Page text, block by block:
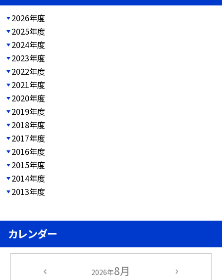
2026年度
2025年度
2024年度
2023年度
2022年度
2021年度
2020年度
2019年度
2018年度
2017年度
2016年度
2015年度
2014年度
2013年度
カレンダー
2026年8月